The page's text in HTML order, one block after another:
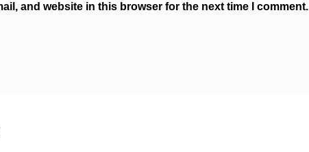
and website in this browser for the next time I comment.